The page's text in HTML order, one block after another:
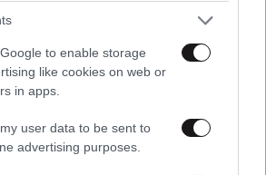
to enable storage
like cookies on web or
in apps.
user data to be sent to
advertising purposes.
Πούτιν και Ζελένσκι μιλούν
για ειρήνη τώρα